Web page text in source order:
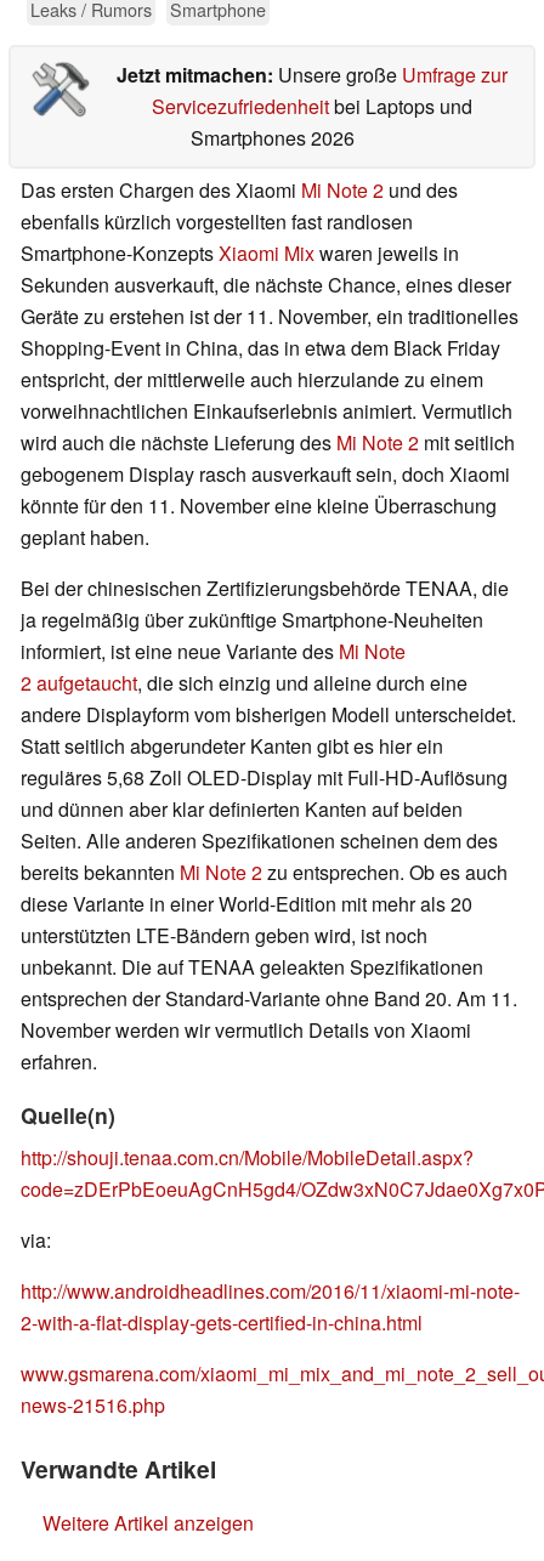
Leaks / Rumors
Smartphone
Jetzt mitmachen: Unsere große Umfrage zur
Servicezufriedenheitbei Laptops und
Smartphones 2026
Das ersten Chargen des Xiaomi Mi Note 2 und des
ebenfalls kürzlich vorgestellten fast randlosen
Smartphone-KonzeptsXiaomi Mixwaren jeweils in
Sekunden ausverkauft, die nächste Chance, eines dieser
Geräte zu erstehen ist der 11. November, ein traditionelles
Shopping-Event in China, das in etwa dem Black Friday
entspricht, der mittlerweile auch hierzulande zu einem
vorweihnachtlichen Einkaufserlebnis animiert. Vermutlich
wird auch die nächste Lieferung des Mi Note 2 mit seitlich
gebogenem Display rasch ausverkauft sein, doch Xiaomi
könnte für den 11. November eine kleine Überraschung
geplant haben.
Bei der chinesischen Zertifizierungsbehörde TENAA, die
ja regelmäßig über zukünftige Smartphone-Neuheiten
informiert, ist eine neue Variante des Mi Note
2aufgetaucht, die sich einzig und alleine durch eine
andere Displayform vom bisherigen Modell unterscheidet.
Statt seitlich abgerundeter Kanten gibt es hier ein
reguläres 5,68 Zoll OLED-Display mit Full-HD-Auflösung
und dünnen aber klar definierten Kanten auf beiden
Seiten. Alle anderen Spezifikationen scheinen dem des
bereits bekannten Mi Note 2zu entsprechen. Ob es auch
diese Variante in einer World-Edition mit mehr als 20
unterstützten LTE-Bändern geben wird, ist noch
unbekannt. Die auf TENAA geleakten Spezifikationen
entsprechen der Standard-Variante ohne Band 20. Am 11.
November werden wir vermutlich Details von Xiaomi
erfahren.
Quelle(n)
http://shouji.tenaa.com.cn/Mobile/MobileDetail.aspx?
code=zDErPbEoeuAgCnH5gd4/
via:
http://www.androidheadlines.com/2016/11/xiaomi-mi-note-
2-with-a-flat-display-gets-certified-in-china.html
www.gsmarena.com/
news-21516.php
Verwandte Artikel
Weitere Artikel anzeigen